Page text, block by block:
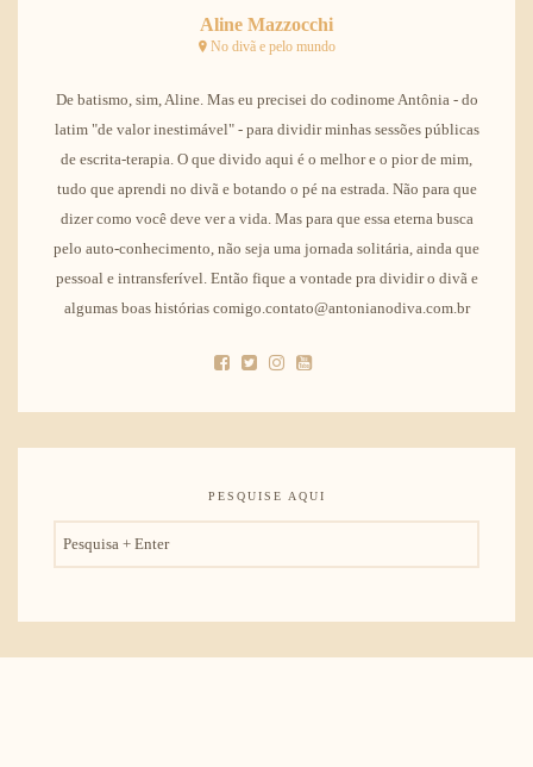
Aline Mazzocchi
No divã e pelo mundo
De batismo, sim, Aline. Mas eu precisei do codinome Antônia - do
latim "de valor inestimável" - para dividir minhas sessões públicas
de escrita-terapia. O que divido aqui é o melhor e o pior de mim,
tudo que aprendi no divã e botando o pé na estrada. Não para que
dizer como você deve ver a vida. Mas para que essa eterna busca
pelo auto-conhecimento, não seja uma jornada solitária, ainda que
pessoal e intransferível. Então fique a vontade pra dividir o divã e
algumas boas histórias comigo.contato@antonianodiva.com.br
PESQUISE AQUI